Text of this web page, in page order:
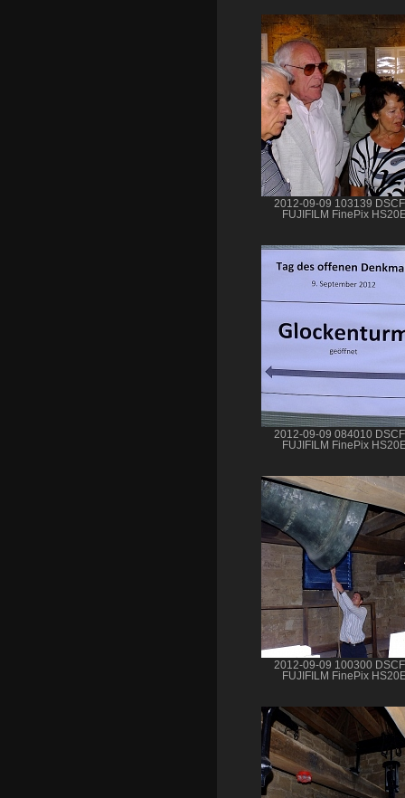
2012-09-09 103139
FUJIFILM FinePix
2012-09-09 084010
FUJIFILM FinePix
2012-09-09 100300
FUJIFILM FinePix